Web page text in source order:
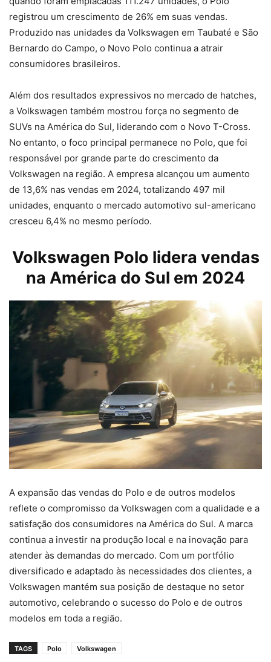
registrou um crescimento de 26% em suas vendas.
Produzido nas unidades da Volkswagen em Taubaté e São
Bernardo do Campo, o Novo Polo continua a atrair
consumidores brasileiros.
Além dos resultados expressivos no mercado de hatches,
a Volkswagen também mostrou força no segmento de
SUVs na América do Sul, liderando com o Novo T-Cross.
No entanto, o foco principal permanece no Polo, que foi
responsável por grande parte do crescimento da
Volkswagen na região. A empresa alcançou um aumento
de 13,6% nas vendas em 2024, totalizando 497 mil
unidades, enquanto o mercado automotivo sul-americano
cresceu 6,4% no mesmo período.
Volkswagen Polo lidera vendas
na América do Sul em 2024
A expansão das vendas do Polo e de outros modelos
reflete o compromisso da Volkswagen com a qualidade e a
satisfação dos consumidores na América do Sul. A marca
continua a investir na produção local e na inovação para
atender às demandas do mercado. Com um portfólio
diversificado e adaptado às necessidades dos clientes, a
Volkswagen mantém sua posição de destaque no setor
automotivo, celebrando o sucesso do Polo e de outros
modelos em toda a região.
TAGS Polo Volkswagen